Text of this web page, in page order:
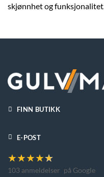
skjønnhet og funksjonalitet.
FINN BUTIKK
E-POST
★★★★★
103 anmeldelser på Google